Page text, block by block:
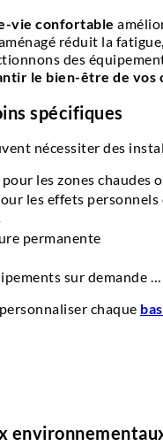
vie confortable
réduit la
des
le bien-être de vos
spécifiques
nécessiter des
pour les zones chaudes
les effets
permanente
sur demande …
chaque